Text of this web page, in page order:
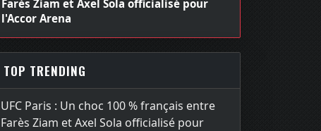
Farès Ziam et Axel Sola officialisé pour
l'Accor Arena
TOP TRENDING
UFC Paris : Un choc 100 % français entre
Farès Ziam et Axel Sola officialisé pour